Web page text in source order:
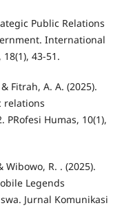
Public Relations
International
43-51.
Fitrah, A. A. (2025).
relations
Humas, 10(1),
R. . (2025).
Legends
Jurnal Komunikasi